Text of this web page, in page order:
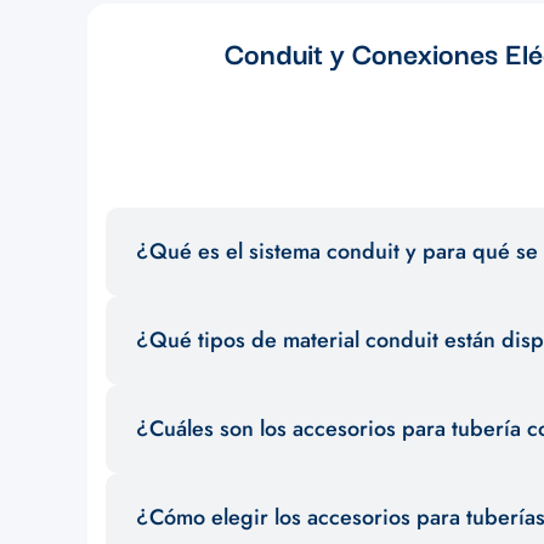
Conduit y Conexiones
¿Qué es el sistema conduit y para qué
garantizar la seguridad y el orden en la distribución de
¿Qué tipos de material conduit están
selección para satisfacer las necesidades de tus
¿Cuáles son los accesorios para tubería
asegurar una instalación eficiente y segura.
¿Cómo elegir los accesorios para